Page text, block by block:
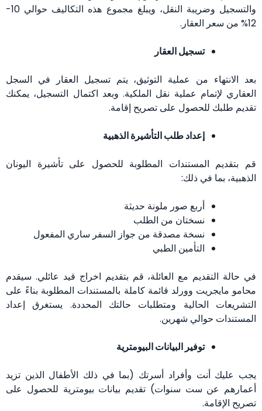
والتسجيل وضريبة النقل، ويبلغ مجموع هذه التكاليف حوالي 10-
12% من سعر العقار.
تسجيل العقار
بعد الانتهاء من عملية التوثيق، يتم تسجيل العقار في السجل
العقاري لإتمام عملية نقل الملكية. وبعد اكتمال التسجيل، يمكنك
تقديم طلبك للحصول على تصريح إقامة.
إعداد طلب التأشيرة الذهبية
قم بتقديم المستندات المطلوبة للحصول على تأشيرة اليونان
الذهبية، بما في ذلك:
أربع صور ملونة حديثة
نسختان من الطلب
نسخة مصدقة من جواز السفر ساري المفعول
التأمين الطبي
في حالة التقديم مع العائلة، قم بتقديم اخراج قيد عائلي. سيقدم
محامو مايجريت وورلد قائمة كاملة بالمستندات المطلوبة بناءً على
التشريعات الحالية ومتطلبات حالتك المحددة. يستغرق إعداد
المستندات حوالي شهرين.
توفير البيانات البيومترية
يجب عليك أنت وأفراد أسرتك (بما في ذلك الأطفال الذين تزيد
أعمارهم عن ست سنوات) تقديم بيانات بيومترية للحصول على
تصريح الإقامة.